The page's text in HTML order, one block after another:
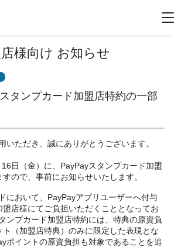
様向け お知らせ
タンプカード加盟店特約の一部
いただき、誠にありがとうございます。
日（金）に、PayPayスタンプカード加盟
ので、事前にお知らせいたします。
において、PayPayアプリユーザーへ付与
店様にてご負担いただくこととなってお
ンプカード加盟店特約には、特典の原資負
（加盟店特典）のみに限定した表現とな
ポイントの原資負担も対象であることを追